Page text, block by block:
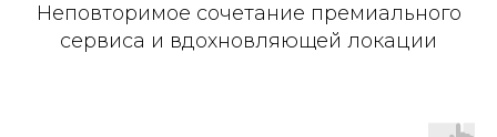
Неповторимое сочетание премиального
сервиса и вдохновляющей локации